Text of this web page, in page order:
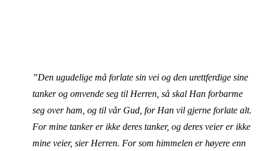
”Den ugudelige må forlate sin vei og den urettferdige sine
tanker og omvende seg til Herren, så skal Han forbarme
seg over ham, og til vår Gud, for Han vil gjerne forlate alt.
For mine tanker er ikke deres tanker, og deres veier er ikke
mine veier, sier Herren. For som himmelen er høyere enn